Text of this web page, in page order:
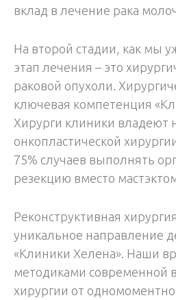
вклад в лечение рака
На второй стадии, как мы
этап лечения – это
раковой опухоли.
ключевая компетенция
Хирурги клиники владеют
онкопластической
75% случаев выполнять
резекцию вместо
Реконструктивная
уникальное направление
«Клиники Хелена». Наши
методиками современной
хирургии от